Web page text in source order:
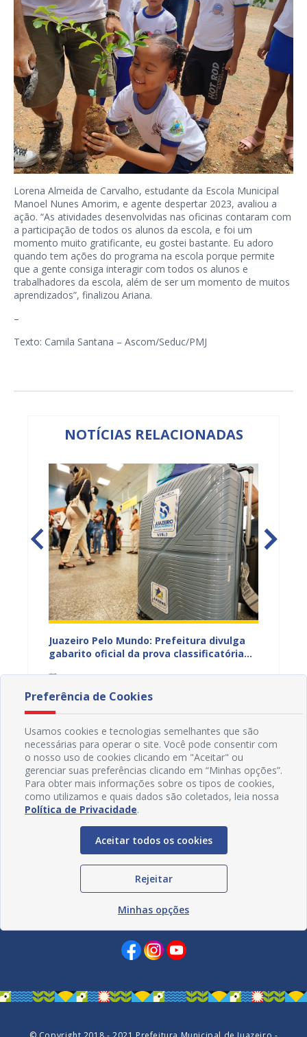
Lorena Almeida de Carvalho, estudante da Escola Municipal
Manoel Nunes Amorim, e agente despertar 2023, avaliou a
ação. “As atividades desenvolvidas nas oficinas contaram com
a participação de todos os alunos da escola, e foi um
momento muito gratificante, eu gostei bastante. Eu adoro
quando tem ações do programa na escola porque permite
que a gente consiga interagir com todos os alunos e
trabalhadores da escola, além de ser um momento de muitos
aprendizados”, finalizou Ariana.
–
Texto: Camila Santana – Ascom/Seduc/PMJ
NOTÍCIAS RELACIONADAS
Juazeiro Pelo Mundo: Prefeitura divulga
gabarito oficial da prova classificatória
05/08/2026 15H30 03/
Redes Sociais
Preferência de Cookies
Usamos cookies e tecnologias semelhantes que são
necessárias para operar o site. Você pode consentir com
o nosso uso de cookies clicando em "Aceitar" ou
gerenciar suas preferências clicando em “Minhas opções”.
Para obter mais informações sobre os tipos de cookies,
como utilizamos e quais dados são coletados, leia nossa
Política de Privacidade.
Aceitar todos os cookies
Rejeitar
Minhas opções